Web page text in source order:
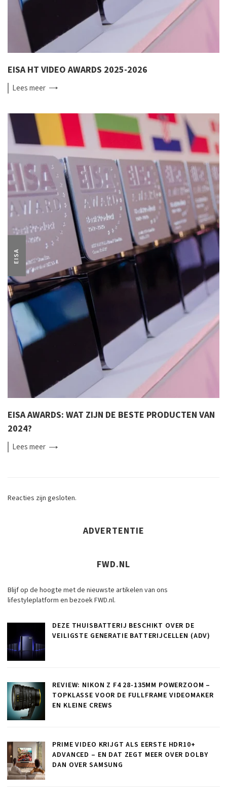
EISA HT VIDEO AWARDS 2025-2026
Leesmeer
EISA
EISA AWARDS: WAT ZIJN DE BESTE PRODUCTEN VAN
2024?
Leesmeer
Reacties zijn gesloten.
ADVERTENTIE
FWD.NL
Blijf op de hoogte met de nieuwste artikelen van ons
lifestyleplatform en bezoek FWD.nl.
DEZE THUISBATTERIJ BESCHIKT OVER DE
VEILIGSTE GENERATIE BATTERIJCELLEN (ADV)
REVIEW: NIKON Z F4 28-135MM POWERZOOM –
TOPKLASSE VOOR DE FULLFRAME VIDEOMAKER
EN KLEINE CREWS
PRIME VIDEO KRIJGT ALS EERSTE HDR10+
ADVANCED – EN DAT ZEGT MEER OVER DOLBY
DAN OVER SAMSUNG